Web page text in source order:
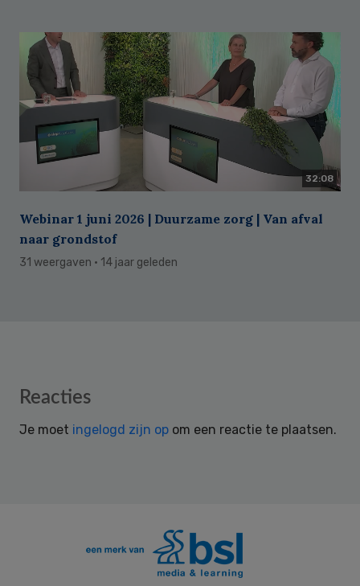
32:08
Webinar 1 juni 2026 | Duurzame zorg | Van afval
naar grondstof
31 weergaven · 14 jaar geleden
Reader
Reacties
Je moet ingelogd zijn op om een reactie te plaatsen.